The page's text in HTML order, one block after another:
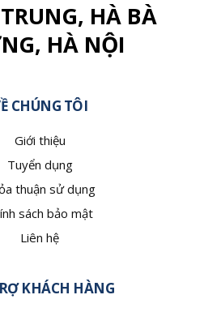
HÀ BÀ
HÀ NỘI
CHÚNG TÔI
Giới thiệu
Tuyển dụng
thuận sử dụng
sách bảo mật
Liên hệ
KHÁCH HÀNG